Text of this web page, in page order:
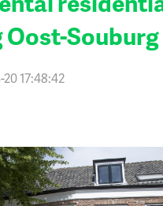
Souburg
17:48:42